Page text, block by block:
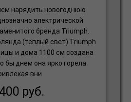
нарядить новогоднюю
электрической
бренда Triumph.
(теплый свет) Triumph
и дома 1100 см создана
бы днем она ярко горела
вни
руб.